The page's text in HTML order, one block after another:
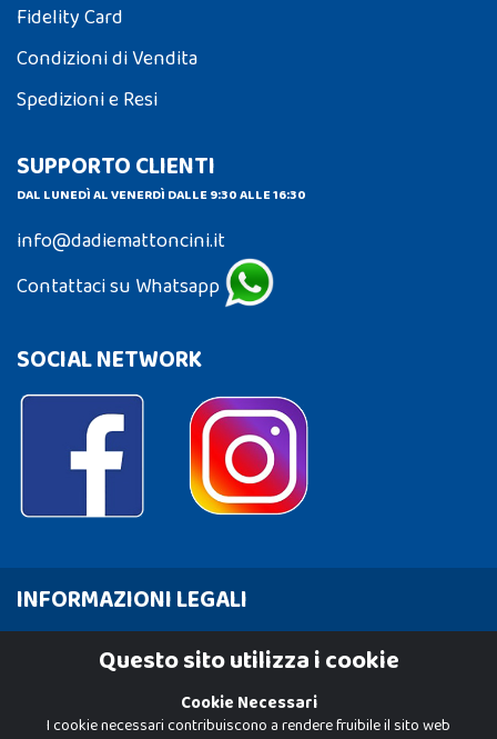
Fidelity Card
Condizioni di Vendita
Spedizioni e Resi
SUPPORTO CLIENTI
DAL LUNEDÌ AL VENERDÌ DALLE 9:30 ALLE 16:30
info@dadiemattoncini.it
Contattaci su Whatsapp
SOCIAL NETWORK
INFORMAZIONI LEGALI
Cookie PolicyQuesto sito utilizza i cookie
Cookie Necessari
I cookie necessari contribuiscono a rendere fruibile il sito web